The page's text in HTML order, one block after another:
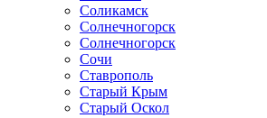
Соликамск
Солнечногорск
Солнечногорск
Сочи
Ставрополь
Старый Крым
Старый Оскол